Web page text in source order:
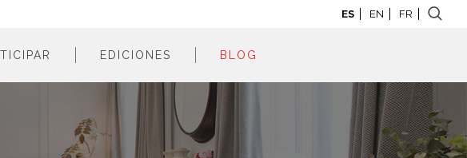
ES EN FR
EDICIONES
madrid 2025
madrid 2024
BLOG